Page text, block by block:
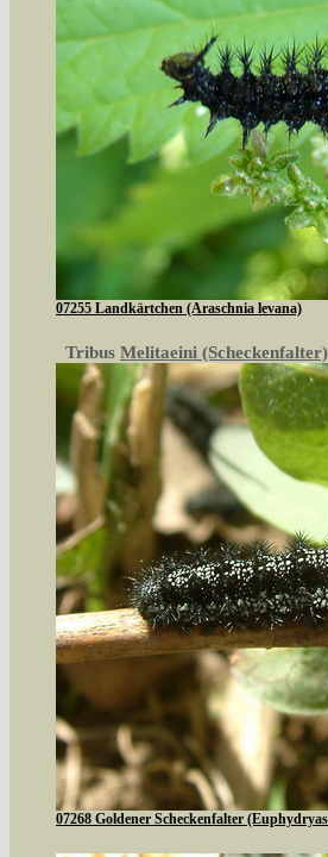
07255 Landkärtchen (Araschnia levana)
Tribus Melitaeini (Scheckenfalter)
07268 Goldener Scheckenfalter